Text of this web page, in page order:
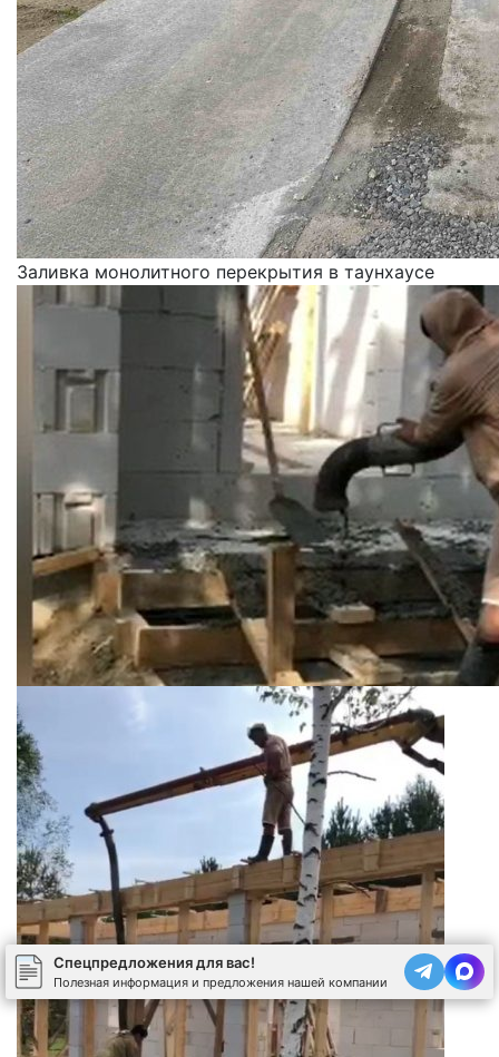
Заливка монолитного перекрытия в таунхаусе
Спецпредложения для вас!
Полезная информация и предложения нашей компании